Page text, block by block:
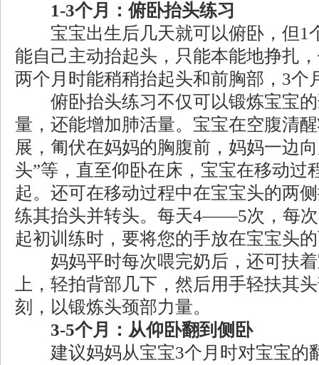
1-3个月：俯卧抬头练习
宝宝出生后几天就可以俯卧，但1
能自己主动抬起头，只能本能地挣扎
两个月时能稍稍抬起头和前胸部，3个
俯卧抬头练习不仅可以锻炼宝宝的
量，还能增加肺活量。宝宝在空腹清
展，匍伏在妈妈的胸腹前，妈妈一边
头”等，直至仰卧在床，宝宝在移动过
起。还可在移动过程中在宝宝头的两
练其抬头并转头。每天4——5次，每
起初训练时，要将您的手放在宝宝头
妈妈平时每次喂完奶后，还可扶着
上，轻拍背部几下，然后用手轻扶其
刻，以锻炼头颈部力量。
3-5个月：从仰卧翻到侧卧
建议妈妈从宝宝3个月时对宝宝的